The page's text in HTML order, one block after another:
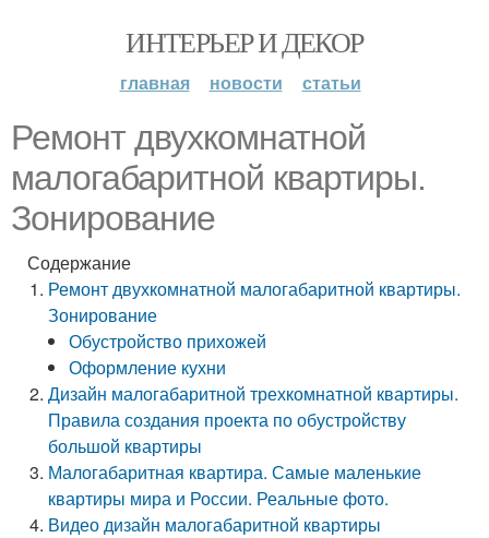
ИНТЕРЬЕР И ДЕКОР
главная новости статьи
Ремонт двухкомнатной
малогабаритной квартиры.
Зонирование
Содержание
Ремонт двухкомнатной малогабаритной квартиры.
Зонирование
Обустройство прихожей
Оформление кухни
Дизайн малогабаритной трехкомнатной квартиры.
Правила создания проекта по обустройству
большой квартиры
Малогабаритная квартира. Самые маленькие
квартиры мира и России. Реальные фото.
Видео дизайн малогабаритной квартиры